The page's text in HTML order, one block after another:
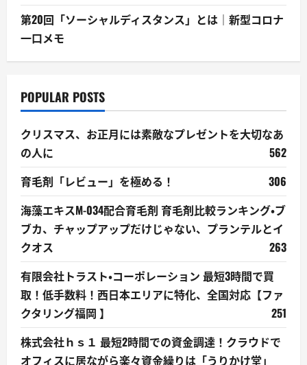
第20回「ソーシャルディスタンス」とは｜新型コロナ
一口メモ
POPULAR POSTS
クリスマス、お正月には素敵なプレゼントを大切なあ
の人に
562
育毛剤「レビュー」を極める！
306
海藻エキスM-034配合育毛剤 育毛剤比較ランキング・ブ
ブカ、チャップアップだけじゃない、プランテルとイ
クオス
263
有限会社トラスト・コーポレーション 最短3時間で買
取！低手数料！西日本エリアに特化、全国対応【ファ
クタリング福岡 】
251
株式会社ｈｓ１ 最短2時間での資金調達！クラウドで
オフィスに居ながら楽々資金繰りは「うりかけ堂」